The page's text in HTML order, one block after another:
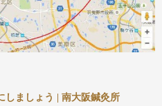
しましょう | 南大阪鍼灸所